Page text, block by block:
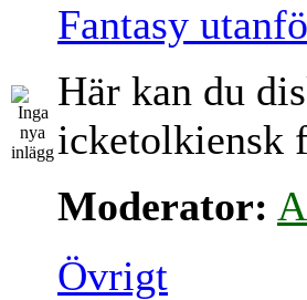
Fantasy
Här kan du
icketolkiensk
Moderator:
Övrigt